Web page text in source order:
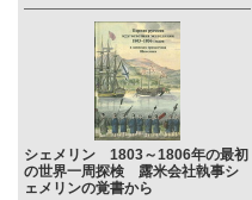
シェメリン 1803～1806年の最初
の世界一周探検 露米会社執事シ
ェメリンの覚書から